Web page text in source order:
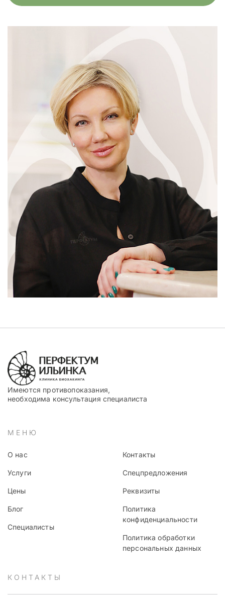
Имеются противопоказания,
необходима консультация специалиста
МЕНЮ
О нас
Услуги
Цены
Блог
Специалисты
Контакты
Спецпредложения
Реквизиты
Политика
конфиденциальности
Политика обработки
персональных данных
КОНТАКТЫ